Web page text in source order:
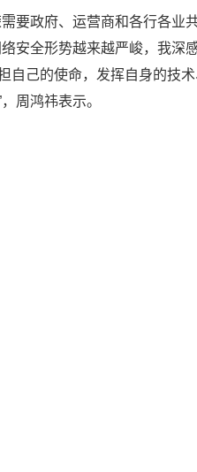
要政府、运营商和各行各业
安全形势越来越严峻，我深
自己的使命，发挥自身的技
周鸿祎表示。